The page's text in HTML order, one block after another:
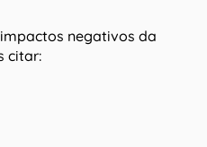
negativos da
citar: